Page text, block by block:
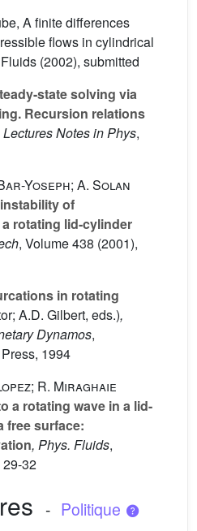
A finite differences
flows in cylindrical
(2002), submitted
state solving via
Recursion relations
Lectures Notes in Phys,
Yoseph; A. Solan
of
rotating lid-cylinder
, Volume 438 (2001),
in rotating
A.D. Gilbert, eds.),
Dynamos,
1994
R. Miraghaie
a rotating wave in a lid-
free surface:
, Phys. Fluids,
29-32
- Politique